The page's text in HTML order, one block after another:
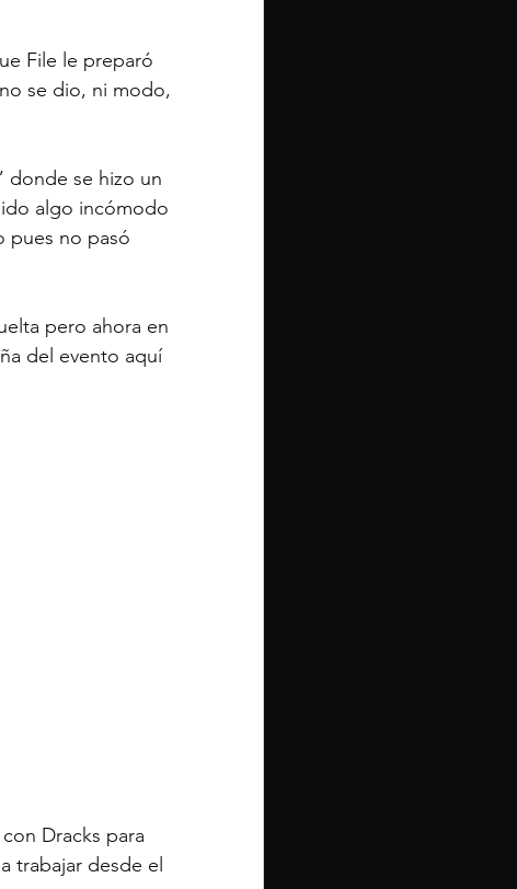
File le preparó
se dio, ni modo,
donde se hizo un
algo incómodo
pues no pasó
pero ahora en
del evento aquí
Dracks para
trabajar desde el